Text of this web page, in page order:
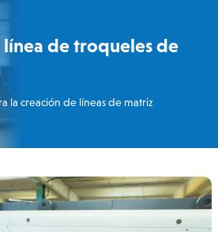
línea de troqueles de
la creación de líneas de matriz